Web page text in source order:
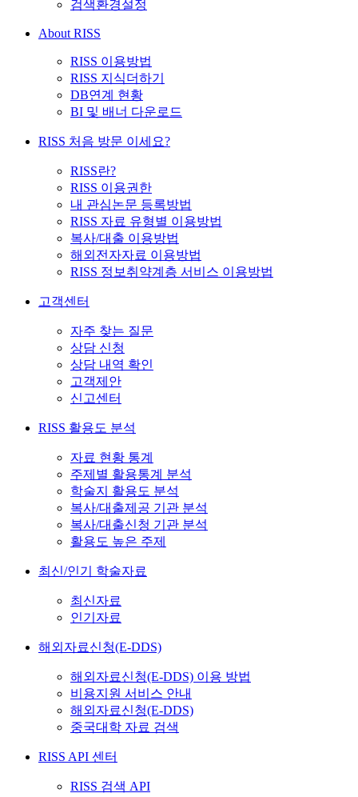
검색환경설정
About RISS
RISS 이용방법
RISS 지식더하기
DB연계 현황
BI 및 배너 다운로드
RISS 처음 방문 이세요?
RISS란?
RISS 이용권한
내 관심논문 등록방법
RISS 자료 유형별 이용방법
복사/대출 이용방법
해외전자자료 이용방법
RISS 정보취약계층 서비스 이용방법
고객센터
자주 찾는 질문
상담 신청
상담 내역 확인
고객제안
신고센터
RISS 활용도 분석
자료 현황 통계
주제별 활용통계 분석
학술지 활용도 분석
복사/대출제공 기관 분석
복사/대출신청 기관 분석
활용도 높은 주제
최신/인기 학술자료
최신자료
인기자료
해외자료신청(E-DDS)
해외자료신청(E-DDS) 이용 방법
비용지원 서비스 안내
해외자료신청(E-DDS)
중국대학 자료 검색
RISS API 센터
RISS 검색 API